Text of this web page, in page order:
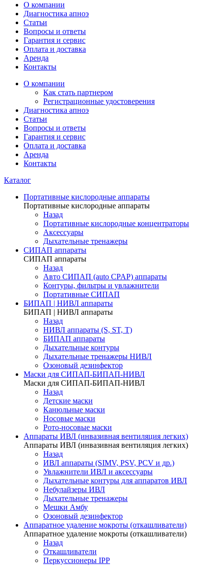
О компании
Диагностика апноэ
Статьи
Вопросы и ответы
Гарантия и сервис
Оплата и доставка
Аренда
Контакты
О компании
Как стать партнером
Регистрационные удостоверения
Диагностика апноэ
Статьи
Вопросы и ответы
Гарантия и сервис
Оплата и доставка
Аренда
Контакты
Каталог
Портативные кислородные аппараты
Портативные кислородные аппараты
Назад
Портативные кислородные концентраторы
Аксессуары
Дыхательные тренажеры
СИПАП аппараты
СИПАП аппараты
Назад
Aвто СИПАП (auto CPAP) аппараты
Контуры, фильтры и увлажнители
Портативные СИПАП
БИПАП | НИВЛ аппараты
БИПАП | НИВЛ аппараты
Назад
НИВЛ аппараты (S, ST, T)
БИПАП аппараты
Дыхательные контуры
Дыхательные тренажеры НИВЛ
Озоновый дезинфектор
Маски для СИПАП-БИПАП-НИВЛ
Маски для СИПАП-БИПАП-НИВЛ
Назад
Детские маски
Канюльные маски
Носовые маски
Рото-носовые маски
Аппараты ИВЛ (инвазивная вентиляция легких)
Аппараты ИВЛ (инвазивная вентиляция легких)
Назад
ИВЛ аппараты (SIMV, PSV, PCV и др.)
Увлажнители ИВЛ и аксессуары
Дыхательные контуры для аппаратов ИВЛ
Небулайзеры ИВЛ
Дыхательные тренажеры
Мешки Амбу
Озоновый дезинфектор
Аппаратное удаление мокроты (откашливатели)
Аппаратное удаление мокроты (откашливатели)
Назад
Откашливатели
Перкуссионеры IPP